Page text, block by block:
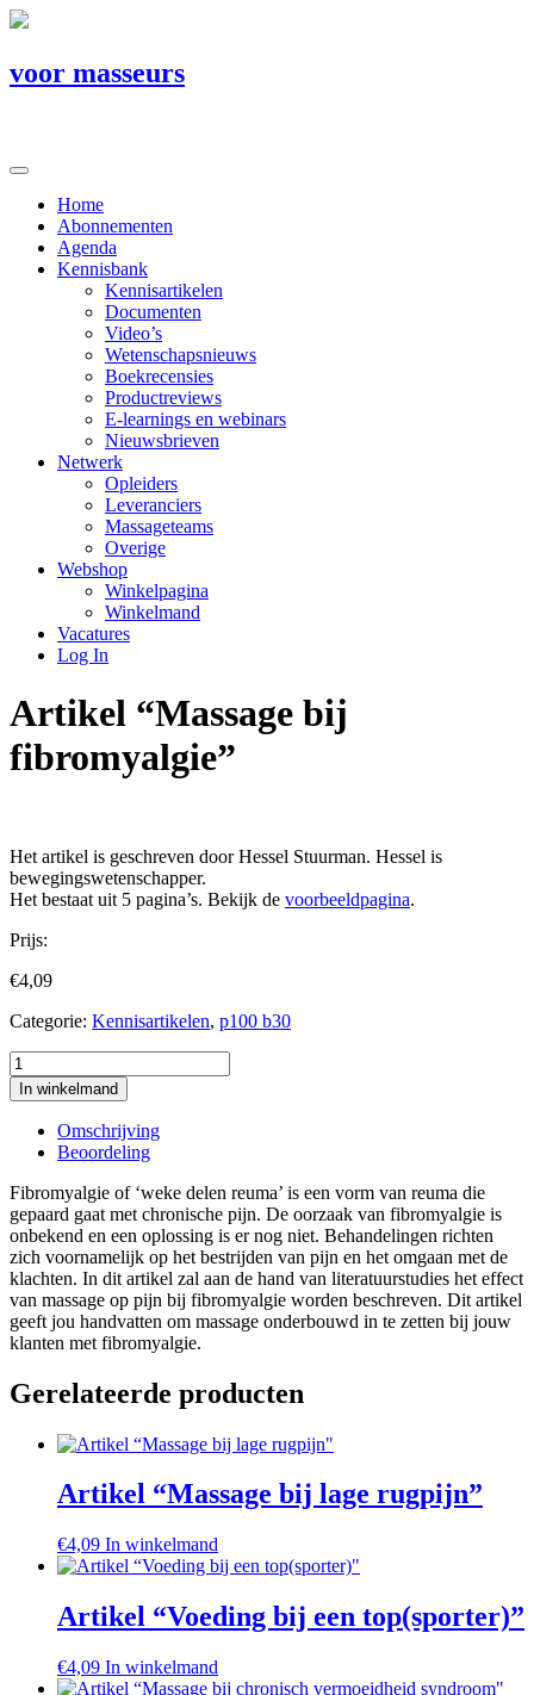
voor masseurs
Home
Abonnementen
Agenda
Kennisbank
Kennisartikelen
Documenten
Video’s
Wetenschapsnieuws
Boekrecensies
Productreviews
E-learnings en webinars
Nieuwsbrieven
Netwerk
Opleiders
Leveranciers
Massageteams
Overige
Webshop
Winkelpagina
Winkelmand
Vacatures
Log In
Artikel “Massage bij
fibromyalgie”
Het artikel is geschreven door Hessel Stuurman. Hessel is
bewegingswetenschapper.
Het bestaat uit 5 pagina’s. Bekijk de voorbeeldpagina.
Prijs:
€4,09
Categorie: Kennisartikelen, p100 b30
Artikel
“Massage
bij
fibromyalgie"
aantal
In winkelmand
Omschrijving
Beoordeling
Fibromyalgie of ‘weke delen reuma’ is een vorm van reuma die
gepaard gaat met chronische pijn. De oorzaak van fibromyalgie is
onbekend en een oplossing is er nog niet. Behandelingen richten
zich voornamelijk op het bestrijden van pijn en het omgaan met de
klachten. In dit artikel zal aan de hand van literatuurstudies het effect
van massage op pijn bij fibromyalgie worden beschreven. Dit artikel
geeft jou handvatten om massage onderbouwd in te zetten bij jouw
klanten met fibromyalgie.
Gerelateerde producten
Artikel “Massage bij lage rugpijn”
€4,09 In winkelmand
Artikel “Voeding bij een top(sporter)”
€4,09 In winkelmand